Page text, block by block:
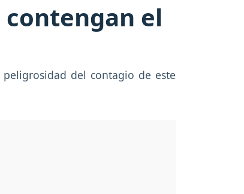
el
del contagio de este